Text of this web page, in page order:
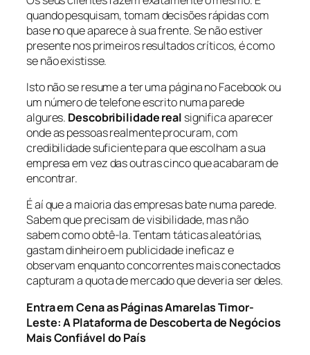
quando pesquisam, tomam decisões rápidas com
base no que aparece à sua frente. Se não estiver
presente nos primeiros resultados críticos, é como
se não existisse.
Isto não se resume a ter uma página no Facebook ou
um número de telefone escrito numa parede
algures. Descobribilidade real significa aparecer
onde as pessoas realmente procuram, com
credibilidade suficiente para que escolham a sua
empresa em vez das outras cinco que acabaram de
encontrar.
É aí que a maioria das empresas bate numa parede.
Sabem que precisam de visibilidade, mas não
sabem como obtê-la. Tentam táticas aleatórias,
gastam dinheiro em publicidade ineficaz e
observam enquanto concorrentes mais conectados
capturam a quota de mercado que deveria ser deles.
Entra em Cena as Páginas Amarelas Timor-
Leste: A Plataforma de Descoberta de Negócios
Mais Confiável do País